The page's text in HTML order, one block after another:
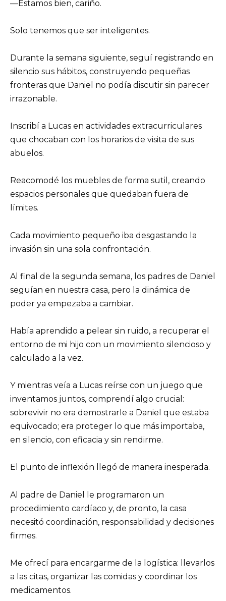
—Estamos bien, cariño.
Solo tenemos que ser inteligentes.
Durante la semana siguiente, seguí registrando en
silencio sus hábitos, construyendo pequeñas
fronteras que Daniel no podía discutir sin parecer
irrazonable.
Inscribí a Lucas en actividades extracurriculares
que chocaban con los horarios de visita de sus
abuelos.
Reacomodé los muebles de forma sutil, creando
espacios personales que quedaban fuera de
límites.
Cada movimiento pequeño iba desgastando la
invasión sin una sola confrontación.
Al final de la segunda semana, los padres de Daniel
seguían en nuestra casa, pero la dinámica de
poder ya empezaba a cambiar.
Había aprendido a pelear sin ruido, a recuperar el
entorno de mi hijo con un movimiento silencioso y
calculado a la vez.
Y mientras veía a Lucas reírse con un juego que
inventamos juntos, comprendí algo crucial:
sobrevivir no era demostrarle a Daniel que estaba
equivocado; era proteger lo que más importaba,
en silencio, con eficacia y sin rendirme.
El punto de inflexión llegó de manera inesperada.
Al padre de Daniel le programaron un
procedimiento cardíaco y, de pronto, la casa
necesitó coordinación, responsabilidad y decisiones
firmes.
Me ofrecí para encargarme de la logística: llevarlos
a las citas, organizar las comidas y coordinar los
medicamentos.